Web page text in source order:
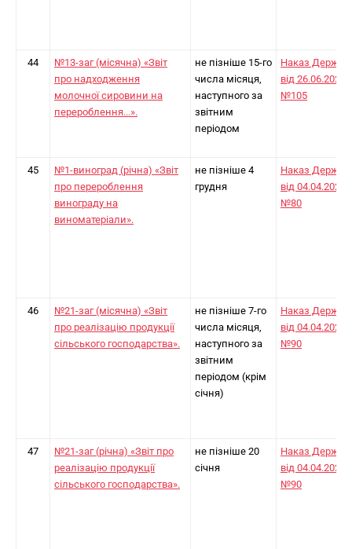
44
№13-заг (місячна) «Звіт
про надходження
молочної сировини на
перероблення...».
не пізніше 15-го
числа місяця,
наступного за
звітним
періодом
Наказ
від 26.06.2025
№105
45
№1-виноград (річна) «Звіт
про перероблення
винограду на
виноматеріали».
не пізніше 4
грудня
Наказ
від 04.04.2024
№80
46
№21-заг (місячна) «Звіт
про реалізацію продукції
сільського господарства».
не пізніше 7-го
числа місяця,
наступного за
звітним
періодом (крім
січня)
Наказ
від 04.04.2024
№90
47
№21-заг (річна) «Звіт про
реалізацію продукції
сільського господарства».
не пізніше 20
січня
Наказ
від 04.04.2024
№90